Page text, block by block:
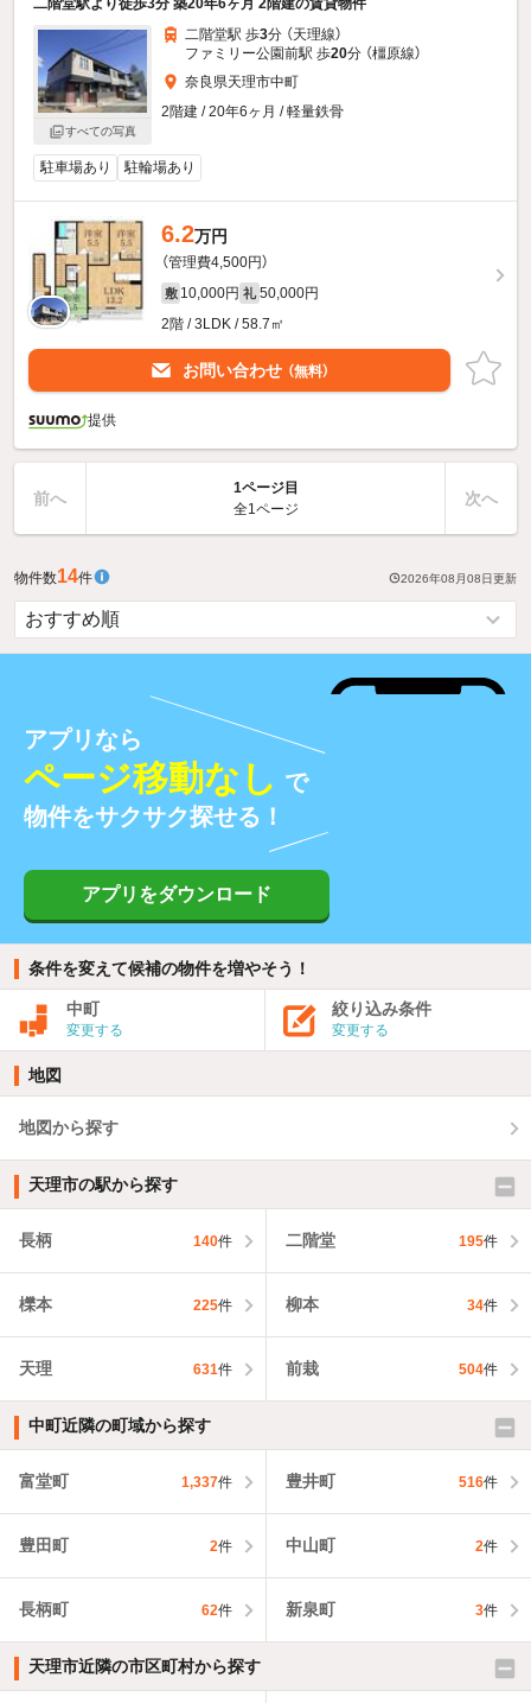
二階堂駅より徒歩3分 築20年6ヶ月 2階建の賃貸物件
すべての写真
二階堂駅 歩3分 （天理線）
ファミリー公園前駅 歩20分 （橿原線）
奈良県天理市中町
2階建 / 20年6ヶ月 / 軽量鉄骨
駐車場あり 駐輪場あり
6.2万円
（管理費4,500円）
敷 10,000円 礼 50,000円
2階 / 3LDK / 58.7㎡
お問い合わせ （無料）
提供
前へ
1ページ目
全1ページ
次へ
物件数14件 2026年08月08日更新
アプリなら
ページ移動なし で
物件をサクサク探せる！
アプリをダウンロード
条件を変えて候補の物件を増やそう！
中町
変更する
絞り込み条件
変更する
地図
地図から探す
天理市の駅から探す
長柄 140件 二階堂 195件
櫟本 225件 柳本 34件
天理 631件 前栽 504件
中町近隣の町域から探す
富堂町 1,337件 豊井町 516件
豊田町 2件 中山町 2件
長柄町 62件 新泉町 3件
天理市近隣の市区町村から探す